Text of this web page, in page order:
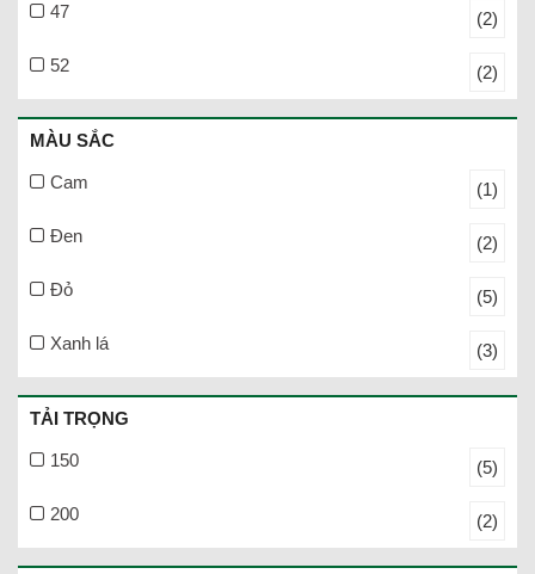
47 (2)
52 (2)
MÀU SẮC
Cam (1)
Đen (2)
Đỏ (5)
Xanh lá (3)
TẢI TRỌNG
150 (5)
200 (2)